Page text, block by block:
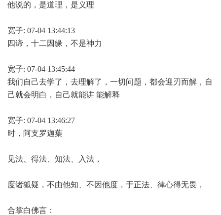
他说的，是道理，是义理
宽子: 07-04 13:44:13
四谛，十二因缘，不是神力
宽子: 07-04 13:45:44
我们自己去学了，去理解了，一切问题，都会迎刃而解，自
己就会明白，自己就能讲 能解释
宽子: 07-04 13:46:27
时，阿支罗迦葉
见法、得法、知法、入法，
度诸狐疑，不由他知、不因他度，于正法、律心得无畏，
合掌白佛言：